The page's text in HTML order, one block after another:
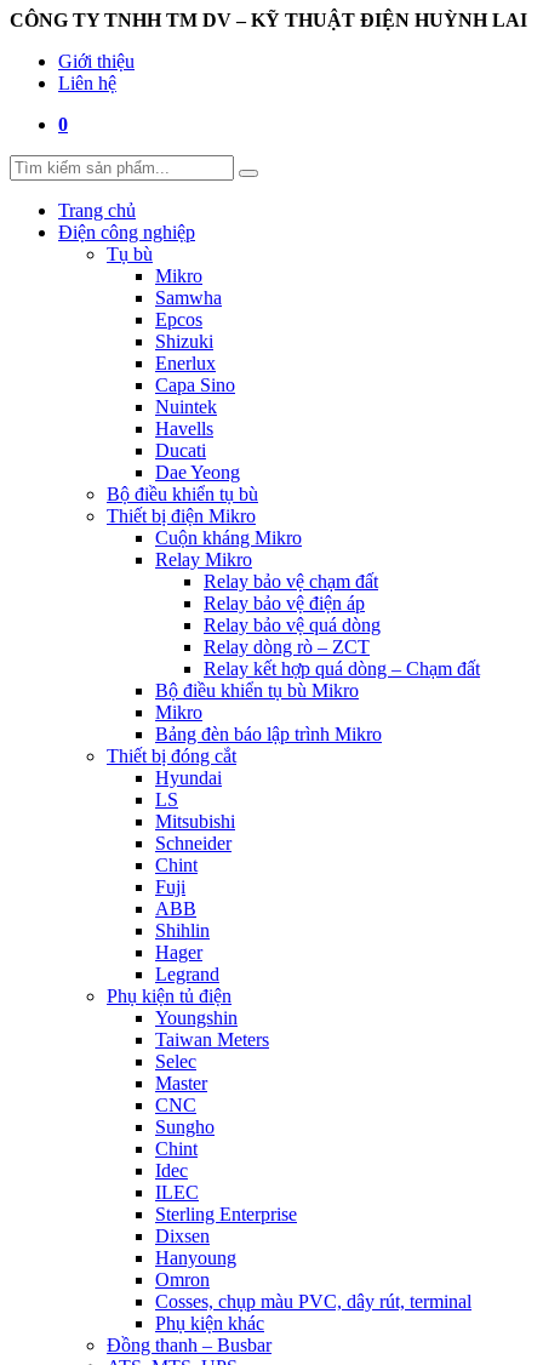
CÔNG TY TNHH TM DV – KỸ THUẬT ĐIỆN HUỲNH LAI
Giới thiệu
Liên hệ
0
Trang chủ
Điện công nghiệp
Tụ bù
Mikro
Samwha
Epcos
Shizuki
Enerlux
Capa Sino
Nuintek
Havells
Ducati
Dae Yeong
Bộ điều khiển tụ bù
Thiết bị điện Mikro
Cuộn kháng Mikro
Relay Mikro
Relay bảo vệ chạm đất
Relay bảo vệ điện áp
Relay bảo vệ quá dòng
Relay dòng rò – ZCT
Relay kết hợp quá dòng – Chạm đất
Bộ điều khiển tụ bù Mikro
Mikro
Bảng đèn báo lập trình Mikro
Thiết bị đóng cắt
Hyundai
LS
Mitsubishi
Schneider
Chint
Fuji
ABB
Shihlin
Hager
Legrand
Phụ kiện tủ điện
Youngshin
Taiwan Meters
Selec
Master
CNC
Sungho
Chint
Idec
ILEC
Sterling Enterprise
Dixsen
Hanyoung
Omron
Cosses, chụp màu PVC, dây rút, terminal
Phụ kiện khác
Đồng thanh – Busbar